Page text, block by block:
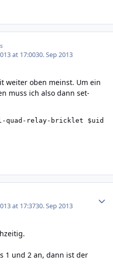
at 17:0030. Sep 2013
weiter oben meinst. Um ein
muss ich also dann set-
relay-bricklet $uid
at 17:3730. Sep 2013
1 und 2 an, dann ist der